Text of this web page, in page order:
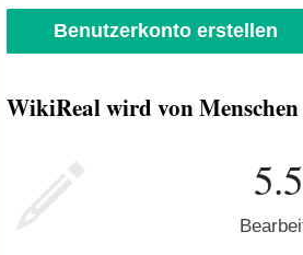
WikiReal wird von